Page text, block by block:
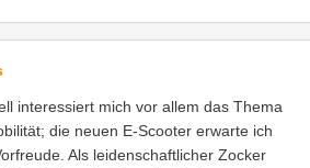
interessiert mich vor allem das Thema
die neuen E-Scooter erwarte ich
Als leidenschaftlicher Zocker